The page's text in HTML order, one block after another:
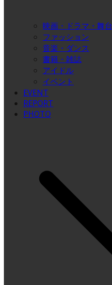
映画・ドラマ・舞台
ファッション
音楽・ダンス
書籍・雑誌
アイドル
イベント
EVENT
REPORT
PHOTO